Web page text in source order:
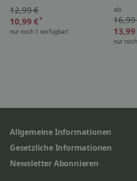
12,99 €
10,99 €*
nur noch 1 verfügbar!
ab
nur
Allgemeine Informationen
Gesetzliche Informationen
Newsletter Abonnieren